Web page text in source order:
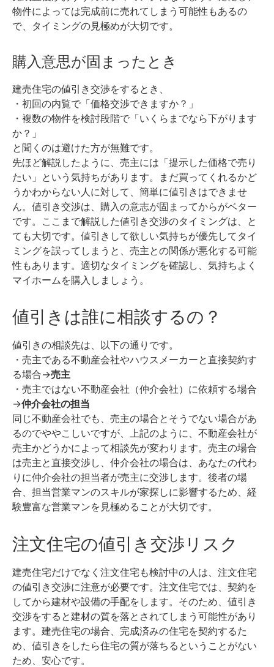
物件によっては完成前に売れてしまう可能性もあるの
で、タイミングの見極めが大切です。
購入意思が固まったとき
建売住宅の値引き交渉をするとき、
・初回の内覧で「価格交渉できますか？」
・複数の物件を検討段階で「いくらまでなら下がります
か？」
と聞くのは避けた方が無難です。
先ほど解説したように、売主には「提示した価格で売り
たい」という気持ちがあります。まだ買ってくれるかど
うかわからない人に対して、簡単に値引きはできませ
ん。 値引き交渉は、購入の意志が固まってからがベター
です。 ここまで解説した値引き交渉のタイミングは、と
ても大切です。値引きして欲しい気持ちが優先してタイ
ミングを誤ってしまうと、売主との関係が悪化する可能
性もあります。 適切なタイミングを確認し、気持ちよく
マイホームを購入しましょう。
値引きは誰に相談するの？
値引きの相談先は、以下の通りです。
・売主である不動産会社やハウスメーカーと直接契約す
る場合→売主
・売主ではない不動産会社（仲介会社）に依頼する場合
→仲介会社の担当
同じ不動産会社でも、売主の場合とそうでない場合があ
るのでややこしいですが、上記のように、不動産会社が
売主かどうかによって相談先が変わります。 売主の場合
は売主と直接交渉し、仲介会社の場合は、あなたの代わ
りに仲介会社の担当者が売主に交渉します。 後者の場
合、担当営業マンのスキルが家探しに影響するため、経
験豊富な営業マンを見極めることが大切です。
注文住宅の値引き交渉リスク
建売住宅だけでなく注文住宅も検討中の人は、注文住宅
の値引き交渉に注意が必要です。注文住宅では、契約を
してから建材や設備の手配をします。そのため、値引き
交渉をすると建材の質を落とされてしまう可能性があり
ます。 建売住宅の場合、完成済みの住宅を契約するた
め、値引きをしたら住宅の質が落ちるということがない
ため、安心です。